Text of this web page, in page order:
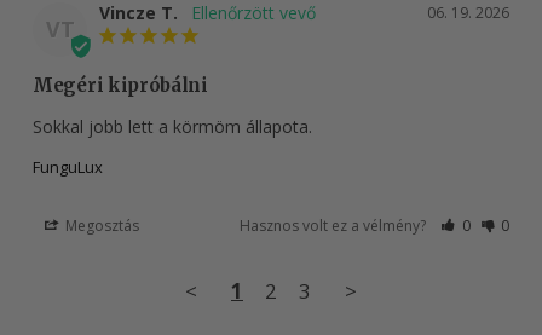
VT
06. 19. 2026
Vincze T.
Megéri kipróbálni
Sokkal jobb lett a körmöm állapota.
FunguLux
Megosztás Hasznos volt ez a vélmény? 0 0
< 1 2 3 >